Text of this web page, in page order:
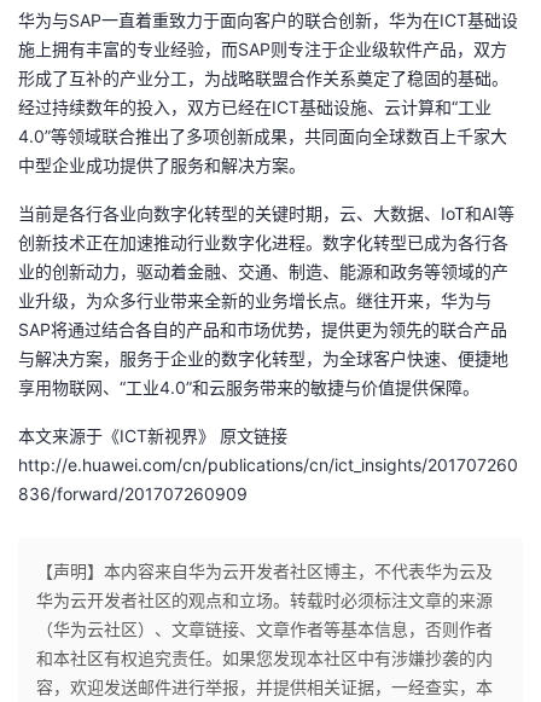
我
的
课
程
我
的
认
证
我
的
实
验
我
的
收
的
技
术
支
持
我
的
云
声
建
议
华为与SAP一直着重致力于面向客户的联合创新，华为在ICT基础设
施上拥有丰富的专业经验，而SAP则专注于企业级软件产品，双方
形成了互补的产业分工，为战略联盟合作关系奠定了稳固的基础。
经过持续数年的投入，双方已经在ICT基础设施、云计算和“工业
4.0”等领域联合推出了多项创新成果，共同面向全球数百上千家大
中型企业成功提供了服务和解决方案。
当前是各行各业向数字化转型的关键时期，云、大数据、IoT和AI等
创新技术正在加速推动行业数字化进程。数字化转型已成为各行各
业的创新动力，驱动着金融、交通、制造、能源和政务等领域的产
业升级，为众多行业带来全新的业务增长点。继往开来，华为与
SAP将通过结合各自的产品和市场优势，提供更为领先的联合产品
与解决方案，服务于企业的数字化转型，为全球客户快速、便捷地
享用物联网、“工业4.0”和云服务带来的敏捷与价值提供保障。
本文来源于《ICT新视界》 原文链接
http://e.huawei.com/cn/publications/cn/ict_insights/201707260
836/forward/201707260909
【声明】本内容来自华为云开发者社区博主，不代表华为云及
华为云开发者社区的观点和立场。转载时必须标注文章的来源
（华为云社区）、文章链接、文章作者等基本信息，否则作者
和本社区有权追究责任。如果您发现本社区中有涉嫌抄袭的内
容，欢迎发送邮件进行举报，并提供相关证据，一经查实，本